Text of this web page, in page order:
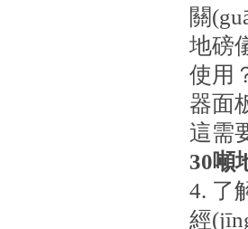
關
地磅
使用
器面
這需
30噸
4. 了
經